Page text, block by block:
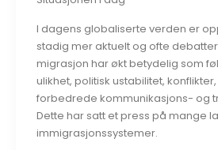
I dagens globaliserte verden er
stadig mer aktuelt og ofte
migrasjon har økt betydelig som
ulikhet, politisk ustabilitet,
forbedrede kommunikasjons- og
Dette har satt et press på mange
immigrasjonssystemer.